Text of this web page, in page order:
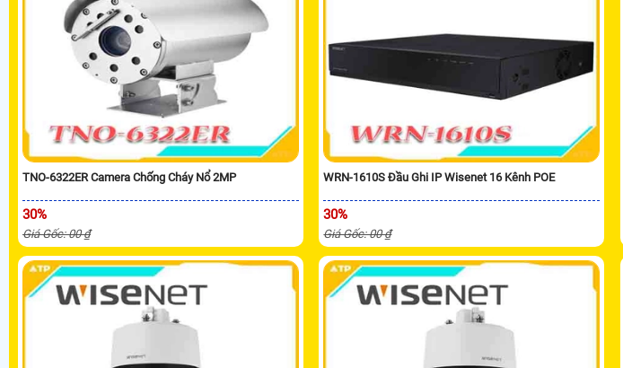
TNO-6322ER Camera Chống Cháy Nổ 2MP
30%
Giá Gốc: 00 ₫
WRN-1610S Đầu Ghi IP Wisenet 16 Kênh POE
30%
Giá Gốc: 00 ₫